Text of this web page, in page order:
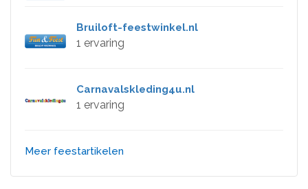
Bruiloft-feestwinkel.nl
1 ervaring
Carnavalskleding4u.nl
1 ervaring
Meer feestartikelen